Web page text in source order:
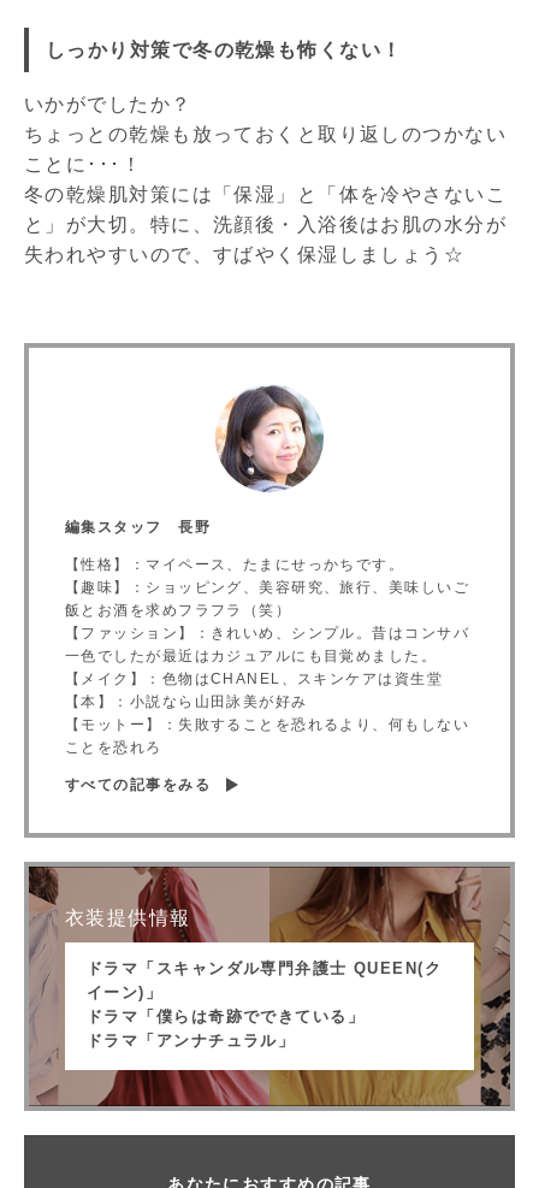
しっかり対策で冬の乾燥も怖くない！
いかがでしたか？
ちょっとの乾燥も放っておくと取り返しのつかない
ことに･･･！
冬の乾燥肌対策には「保湿」と「体を冷やさないこ
と」が大切。特に、洗顔後・入浴後はお肌の水分が
失われやすいので、すばやく保湿しましょう☆
編集スタッフ 長野
【性格】：マイペース、たまにせっかちです。
【趣味】：ショッピング、美容研究、旅行、美味しいご
飯とお酒を求めフラフラ（笑）
【ファッション】：きれいめ、シンプル。昔はコンサバ
一色でしたが最近はカジュアルにも目覚めました。
【メイク】：色物はCHANEL、スキンケアは資生堂
【本】：小説なら山田詠美が好み
【モットー】：失敗することを恐れるより、何もしない
ことを恐れろ
すべての記事をみる
衣装提供情報
ドラマ「スキャンダル専門弁護士 QUEEN(ク
イーン)」
ドラマ「僕らは奇跡でできている」
ドラマ「アンナチュラル」